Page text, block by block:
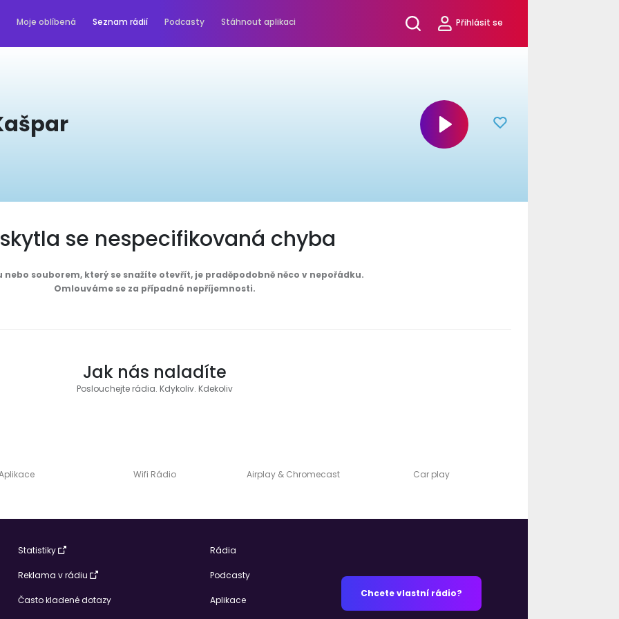
Moje oblíbená Seznam rádií Podcasty Stáhnout aplikaci Přihlásit se
se nespecifikovaná chyba
nebo souborem, který se snažíte otevřít, je praděpodobně něco v nepořádku.
Omlouváme se za případné nepříjemnosti.
Jak nás naladíte
Poslouchejte rádia. Kdykoliv. Kdekoliv
Wifi Rádio Airplay & Chromecast Car play
Statistiky
Reklama v rádiu
Často kladené dotazy
Rádia
Podcasty
Aplikace
Chcete vlastní rádio?